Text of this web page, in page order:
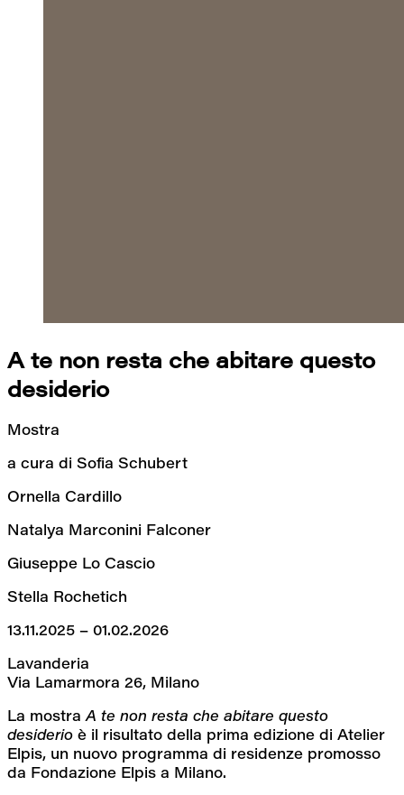
A te non resta che abitare questo
desiderio
Mostra
a cura di Sofia Schubert
Ornella Cardillo
Natalya Marconini Falconer
Giuseppe Lo Cascio
Stella Rochetich
13.11.2025 – 01.02.2026
Lavanderia
Via Lamarmora 26, Milano
La mostra A te non resta che abitare questo
desiderio è il risultato della prima edizione di Atelier
Elpis, un nuovo programma di residenze promosso
da Fondazione Elpis a Milano.